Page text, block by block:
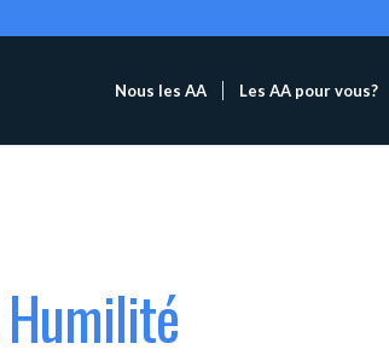
Nous les AA Les AA pour vous?